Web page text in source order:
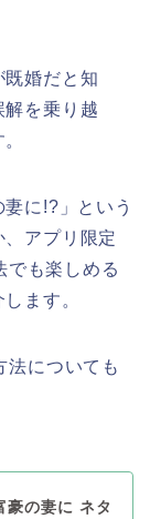
既婚だと知
解を乗り越
妻に!? 」 という
アプリ限定
でも楽しめる
ます。
法についても
豪の妻に ネタ